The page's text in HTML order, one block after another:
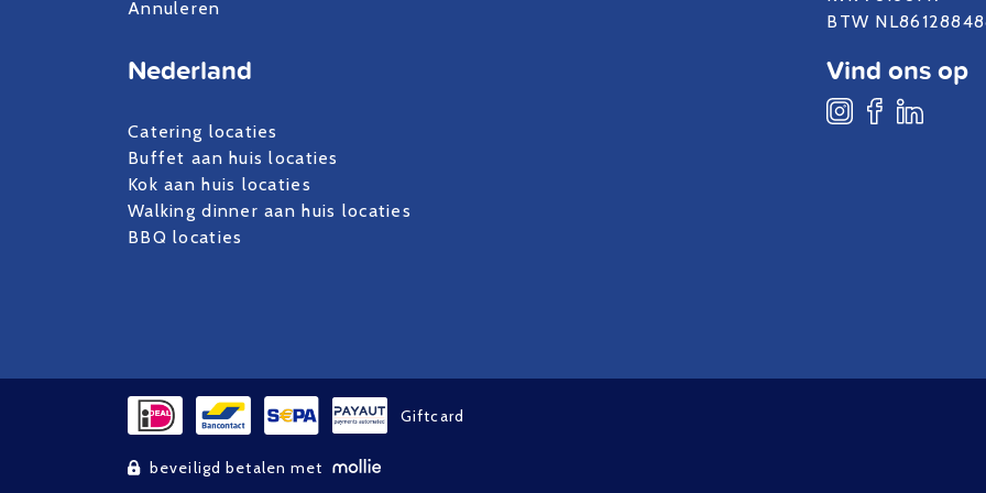
Annuleren
BTW
Nederland
Catering locaties
Buffet aan huis locaties
Kok aan huis locaties
Walking dinner aan huis locaties
BBQ locaties
Vind ons op
Giftcard
beveiligd betalen met